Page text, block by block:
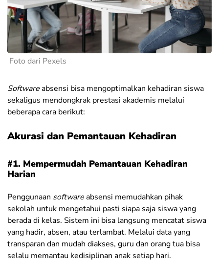
Foto dari Pexels
Softwareabsensi bisa mengoptimalkan kehadiran siswa
sekaligus mendongkrak prestasi akademis melalui
beberapa cara berikut:
Akurasi dan Pemantauan Kehadiran
#1. Mempermudah Pemantauan Kehadiran
Harian
Penggunaan softwareabsensi memudahkan pihak
sekolah untuk mengetahui pasti siapa saja siswa yang
berada di kelas. Sistem ini bisa langsung mencatat siswa
yang hadir, absen, atau terlambat. Melalui data yang
transparan dan mudah diakses, guru dan orang tua bisa
selalu memantau kedisiplinan anak setiap hari.